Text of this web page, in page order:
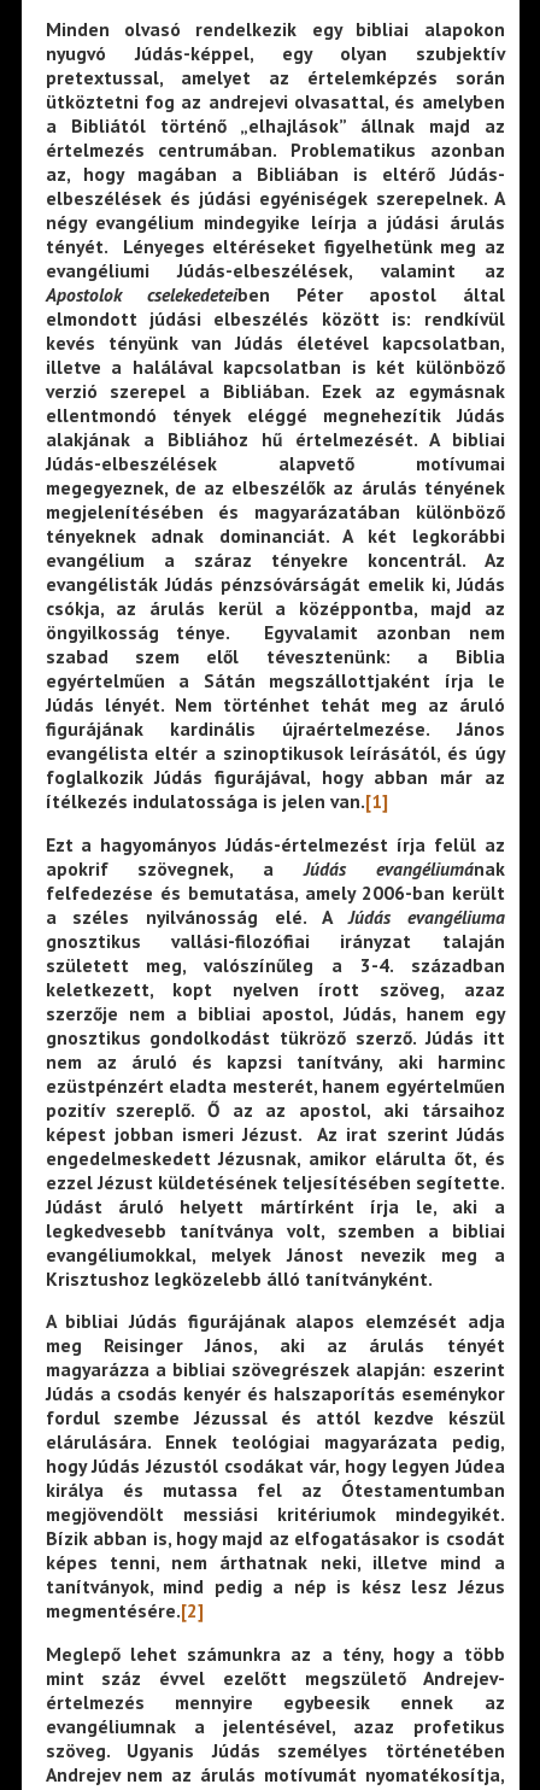
Minden olvasó rendelkezik egy bibliai alapokon
nyugvó Júdás-képpel, egy olyan szubjektív
pretextussal, amelyet az értelemképzés során
ütköztetni fog az andrejevi olvasattal, és amelyben
a Bibliától történő „elhajlások” állnak majd az
értelmezés centrumában. Problematikus azonban
az, hogy magában a Bibliában is eltérő Júdás-
elbeszélések és júdási egyéniségek szerepelnek. A
négy evangélium mindegyike leírja a júdási árulás
tényét. Lényeges eltéréseket figyelhetünk meg az
evangéliumi Júdás-elbeszélések, valamint az
Apostolok cselekedeteiben Péter apostol által
elmondott júdási elbeszélés között is: rendkívül
kevés tényünk van Júdás életével kapcsolatban,
illetve a halálával kapcsolatban is két különböző
verzió szerepel a Bibliában. Ezek az egymásnak
ellentmondó tények eléggé megnehezítik Júdás
alakjának a Bibliához hű értelmezését. A bibliai
Júdás-elbeszélések alapvető motívumai
megegyeznek, de az elbeszélők az árulás tényének
megjelenítésében és magyarázatában különböző
tényeknek adnak dominanciát. A két legkorábbi
evangélium a száraz tényekre koncentrál. Az
evangélisták Júdás pénzsóvárságát emelik ki, Júdás
csókja, az árulás kerül a középpontba, majd az
öngyilkosság ténye. Egyvalamit azonban nem
szabad szem elől tévesztenünk: a Biblia
egyértelműen a Sátán megszállottjaként írja le
Júdás lényét. Nem történhet tehát meg az áruló
figurájának kardinális újraértelmezése. János
evangélista eltér a szinoptikusok leírásától, és úgy
foglalkozik Júdás figurájával, hogy abban már az
ítélkezés indulatossága is jelen van.[1]
Ezt a hagyományos Júdás-értelmezést írja felül az
apokrif szövegnek, aJúdás evangéliumának
felfedezése és bemutatása, amely 2006-ban került
a széles nyilvánosság elé. AJúdás evangéliuma
gnosztikus vallási-filozófiai irányzat talaján
született meg, valószínűleg a 3-4. században
keletkezett, kopt nyelven írott szöveg, azaz
szerzője nem a bibliai apostol, Júdás, hanem egy
gnosztikus gondolkodást tükröző szerző. Júdás itt
nem az áruló és kapzsi tanítvány, aki harminc
ezüstpénzért eladta mesterét, hanem egyértelműen
pozitív szereplő. Ő az az apostol, aki társaihoz
képest jobban ismeri Jézust. Az irat szerint Júdás
engedelmeskedett Jézusnak, amikor elárulta őt, és
ezzel Jézust küldetésének teljesítésében segítette.
Júdást áruló helyett mártírként írja le, aki a
legkedvesebb tanítványa volt, szemben a bibliai
evangéliumokkal, melyek Jánost nevezik meg a
Krisztushoz legközelebb álló tanítványként.
A bibliai Júdás figurájának alapos elemzését adja
meg Reisinger János, aki az árulás tényét
magyarázza a bibliai szövegrészek alapján: eszerint
Júdás a csodás kenyér és halszaporítás eseménykor
fordul szembe Jézussal és attól kezdve készül
elárulására. Ennek teológiai magyarázata pedig,
hogy Júdás Jézustól csodákat vár, hogy legyen Júdea
királya és mutassa fel az Ótestamentumban
megjövendölt messiási kritériumok mindegyikét.
Bízik abban is, hogy majd az elfogatásakor is csodát
képes tenni, nem árthatnak neki, illetve mind a
tanítványok, mind pedig a nép is kész lesz Jézus
megmentésére.[2]
Meglepő lehet számunkra az a tény, hogy a több
mint száz évvel ezelőtt megszülető Andrejev-
értelmezés mennyire egybeesik ennek az
evangéliumnak a jelentésével, azaz profetikus
szöveg. Ugyanis Júdás személyes történetében
Andrejev nem az árulás motívumát nyomatékosítja,